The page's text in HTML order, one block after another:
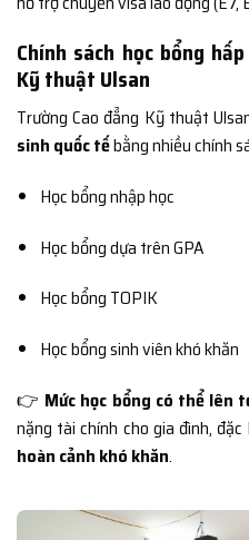
Chính sách học bổng
Kỹ thuật Ulsan
Trường Cao đẳng Kỹ thuật
sinh quốc tếbằng nhiều chính
Học bổng nhập học
Học bổng dựa trên GPA
Học bổng TOPIK
Học bổng sinh viên khó khăn
👉 Mức học bổng có thể lên
nặng tài chính cho gia đình,
hoàn cảnh khó khăn.